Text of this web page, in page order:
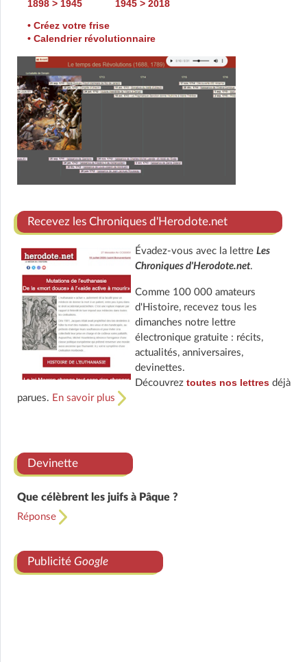
1898 > 1945
1945 > 2018
• Créez votre frise
• Calendrier révolutionnaire
Recevez les Chroniques d'Herodote.net
Évadez-vous avec la lettre Les
Chroniques d'Herodote.net.
Comme 100 000 amateurs
d'Histoire, recevez tous les
dimanches notre lettre
électronique gratuite : récits,
actualités, anniversaires,
devinettes.
Découvrez toutes nos lettresdéjà
parues. En savoir plus
Devinette
Que célèbrent les juifs à Pâque ?
Réponse
Publicité Google